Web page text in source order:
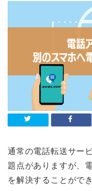
通常の電話転送サー
題点がありますが、
を解決することがで